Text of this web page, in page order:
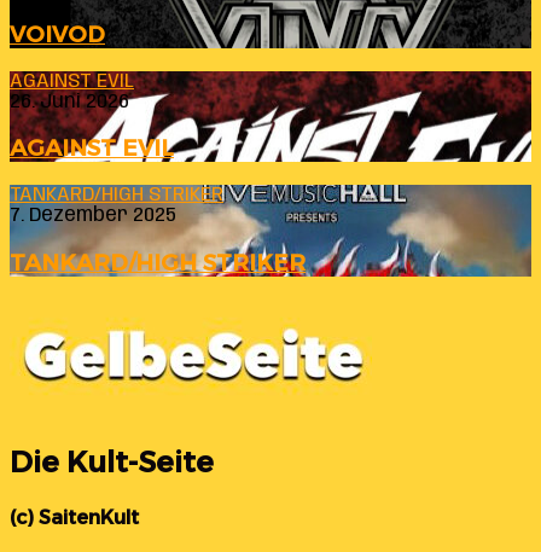
VOIVOD
AGAINST EVIL
26. Juni 2026
AGAINST EVIL
TANKARD/HIGH STRIKER
7. Dezember 2025
TANKARD/HIGH STRIKER
Die Kult-Seite
(c) SaitenKult